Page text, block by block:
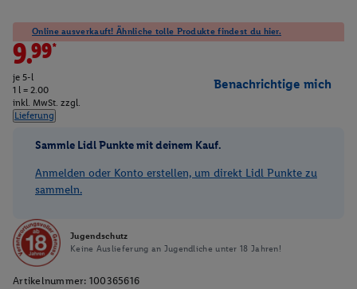
Online ausverkauft! Ähnliche tolle Produkte findest du hier.
9.99*
je 5-l
1 l = 2.00
inkl. MwSt. zzgl.
Lieferung
Benachrichtige mich
Sammle Lidl Punkte mit deinem Kauf.
Anmelden oder Konto erstellen, um direkt Lidl Punkte zu
sammeln.
Jugendschutz
Keine Auslieferung an Jugendliche unter 18 Jahren!
Artikelnummer: 100365616